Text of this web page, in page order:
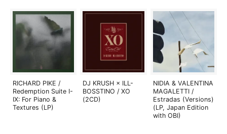
RICHARD PIKE /
Redemption Suite I-
IX: For Piano &
Textures (LP)
DJ KRUSH × ILL-
BOSSTINO / XO
(2CD)
NIDIA & VALENTINA
MAGALETTI /
Estradas (Versions)
(LP, Japan Edition
with OBI)